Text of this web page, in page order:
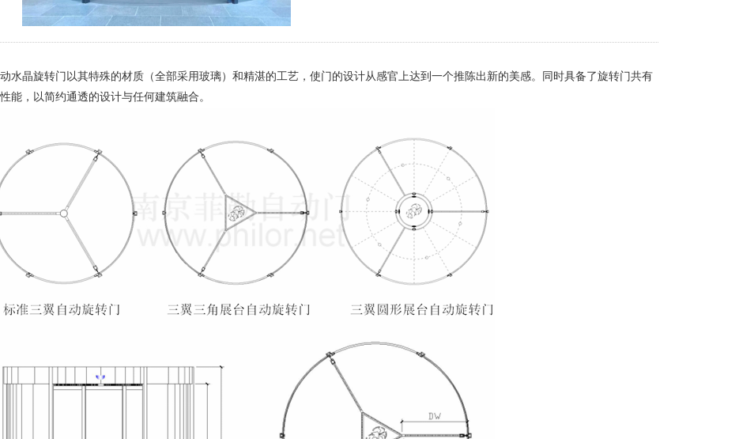
水晶旋转门以其特殊的材质（全部采用玻璃）和精湛的工艺，使门的设计从感官上达到一个推陈出新的美感。同时具备了旋转门共有
能，以简约通透的设计与任何建筑融合。